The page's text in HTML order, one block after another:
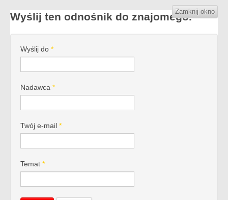
Wyślij ten odnośnik do znajomego.Zamknij okno
Wyślij do *
Nadawca *
Twój e-mail *
Temat *